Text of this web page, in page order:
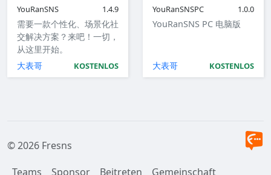
YouRanSNS 1.4.9
需要一款个性化、场景化社
交解决方案？来吧！一切，
从这里开始。
大表哥
KOSTENLOS
YouRanSNSPC 1.0.0
YouRanSNS PC 电脑版
大表哥 KOSTENLOS
© 2026 Fresns
Teams
Sponsor Beitreten Gemeinschaft